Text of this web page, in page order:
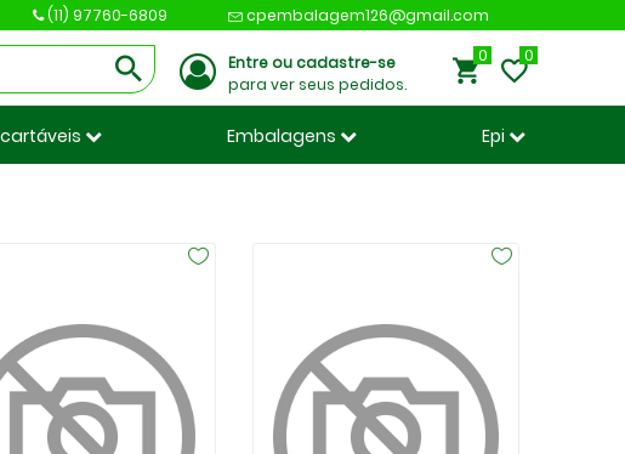
(11) 97760-6809 cpembalagem126@gmail.com
Entre ou cadastre-se
para ver seus pedidos.
0
Embalagens Epi